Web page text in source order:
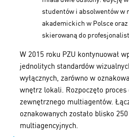
studentów i absolwentów w
akademickich w Polsce
skierowaną do
W 2015 roku PZU kontynuował
jednolitych standardów
wyłącznych, zarówno w
wnętrz lokali. Rozpoczęto proces
zewnętrznego multiagentów.
oznakowanych zostało blisko
multiagencyjnych.